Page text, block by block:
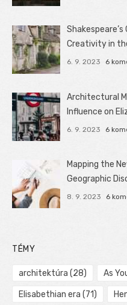
Creativity in
6. 9. 2023 6
Architectural
Influence on
6. 9. 2023 6
Mapping the
Geographic
8. 9. 2023 6
TÉMY
architektúra (28) As
Elisabethian era (71)